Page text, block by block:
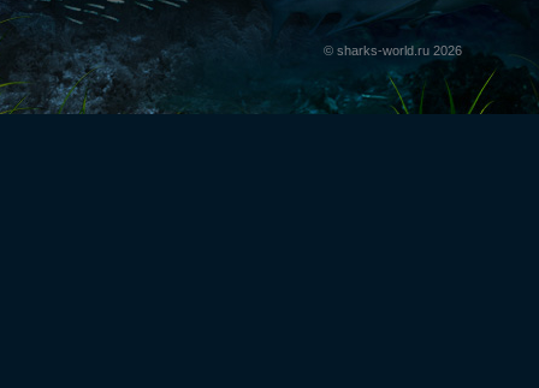
© sharks-world.ru 2026